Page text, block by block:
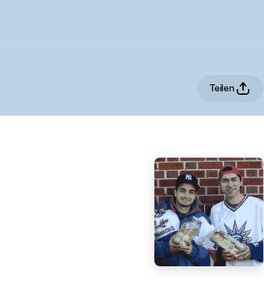
Teilen